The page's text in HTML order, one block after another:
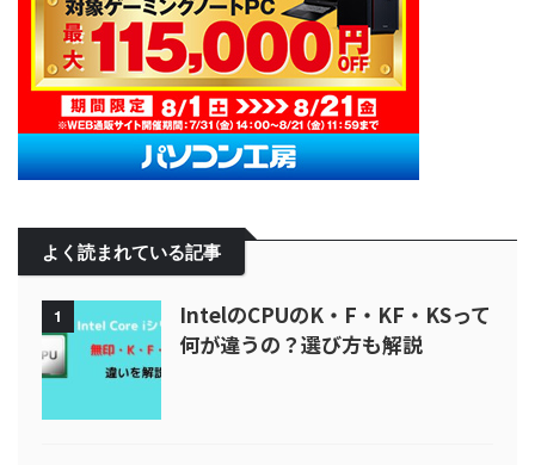
よく読まれている記事
1
IntelのCPUのK・F・KF・KSって
何が違うの？選び方も解説